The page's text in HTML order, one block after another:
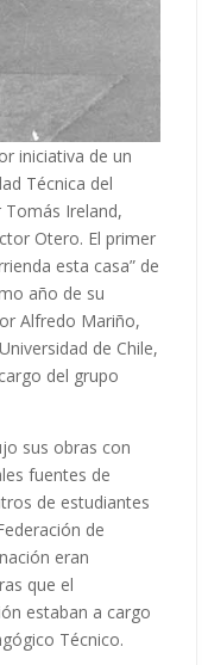
iniciativa de un
Técnica del
Ireland,
Otero. El primer
esta casa” de
año de su
Alfredo Mariño,
de Chile,
del grupo
sus obras con
fuentes de
de estudiantes
de
eran
que el
estaban a cargo
Técnico.